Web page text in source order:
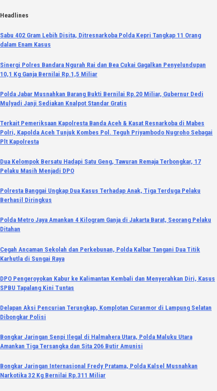
Skip
content
Headlines
Sabu 402 Gram Lebih Disita, Ditresnarkoba Polda Kepri Tangkap 11 Orang
dalam Enam Kasus
Sinergi Polres Bandara Ngurah Rai dan Bea Cukai Gagalkan Penyelundupan
10,1 Kg Ganja Bernilai Rp.1,5 Miliar
Polda Jabar Musnahkan Barang Bukti Bernilai Rp.20 Miliar, Gubernur Dedi
Mulyadi Janji Sediakan Knalpot Standar Gratis
Terkait Pemeriksaan Kapolresta Banda Aceh & Kasat Resnarkoba di Mabes
Polri, Kapolda Aceh Tunjuk Kombes Pol. Teguh Priyambodo Nugroho Sebagai
Plt Kapolresta
Dua Kelompok Bersatu Hadapi Satu Geng, Tawuran Remaja Terbongkar, 17
Pelaku Masih Menjadi DPO
Polresta Banggai Ungkap Dua Kasus Terhadap Anak, Tiga Terduga Pelaku
Berhasil Diringkus
Polda Metro Jaya Amankan 4 Kilogram Ganja di Jakarta Barat, Seorang Pelaku
Ditahan
Cegah Ancaman Sekolah dan Perkebunan, Polda Kalbar Tangani Dua Titik
Karhutla di Sungai Raya
DPO Pengeroyokan Kabur ke Kalimantan Kembali dan Menyerahkan Diri, Kasus
SPBU Tapalang Kini Tuntas
Delapan Aksi Pencurian Terungkap, Komplotan Curanmor di Lampung Selatan
Dibongkar Polisi
Bongkar Jaringan Senpi Ilegal di Halmahera Utara, Polda Maluku Utara
Amankan Tiga Tersangka dan Sita 206 Butir Amunisi
Bongkar Jaringan Internasional Fredy Pratama, Polda Kalsel Musnahkan
Narkotika 32 Kg Bernilai Rp.311 Miliar